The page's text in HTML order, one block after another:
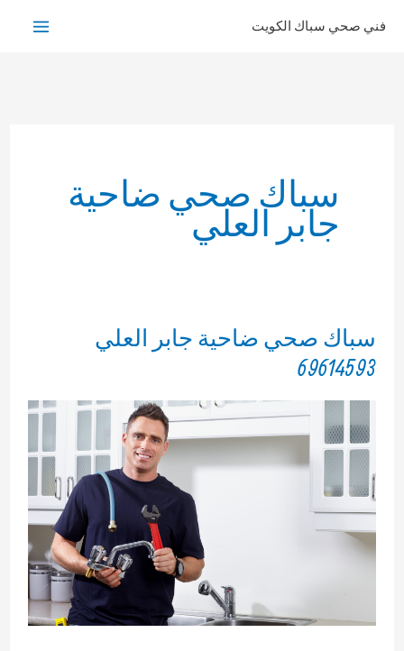
فني صحي سباك الكويت
سباك صحي ضاحية
جابر العلي
سباك صحي ضاحية جابر العلي
69614593